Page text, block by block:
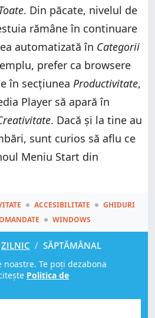
. Din păcate, nivelul de
rămâne în continuare
automatizată în Categorii
prefer ca browsere
în secțiunea Productivitate,
Player să apară în
. Dacă și la tine au
sunt curios să aflu ce
Meniu Start din
ACCESIBILITATE
GHIDURI
WINDOWS
ZILNIC / SĂPTĂMÂNAL
Te poți dezabona
Politica de